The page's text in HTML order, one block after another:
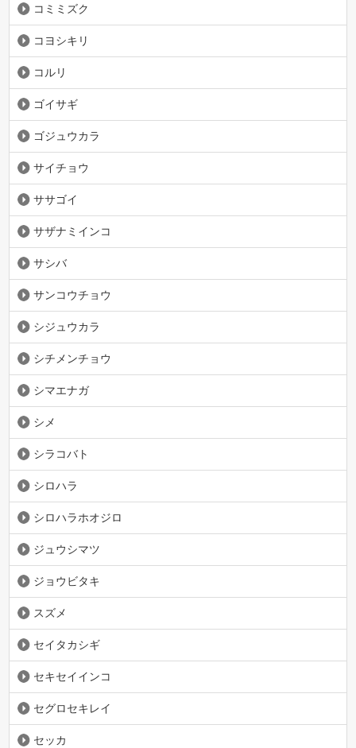
コミミズク
コヨシキリ
コルリ
ゴイサギ
ゴジュウカラ
サイチョウ
ササゴイ
サザナミインコ
サシバ
サンコウチョウ
シジュウカラ
シチメンチョウ
シマエナガ
シメ
シラコバト
シロハラ
シロハラホオジロ
ジュウシマツ
ジョウビタキ
スズメ
セイタカシギ
セキセイインコ
セグロセキレイ
セッカ